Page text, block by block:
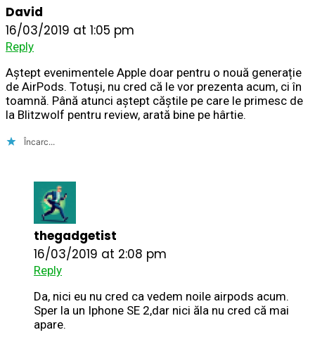
David
16/03/2019 at 1:05 pm
Reply
Aștept evenimentele Apple doar pentru o nouă generație
de AirPods. Totuși, nu cred că le vor prezenta acum, ci în
toamnă. Până atunci aștept căștile pe care le primesc de
la Blitzwolf pentru review, arată bine pe hârtie.
Încarc...
thegadgetist
16/03/2019 at 2:08 pm
Reply
Da, nici eu nu cred ca vedem noile airpods acum.
Sper la un Iphone SE 2,dar nici ăla nu cred că mai
apare.